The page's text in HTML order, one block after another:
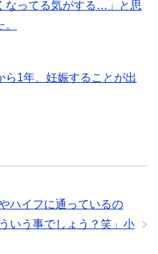
なってる気がする…」と思
ら1年、妊娠することが出
ハイフに通っているの
いう事でしょう？笑」小